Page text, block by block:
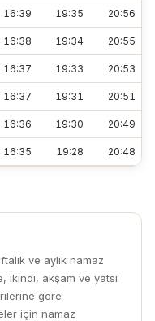
16:39 19:35 20:56
16:38 19:34 20:55
16:37 19:33 20:53
16:37 19:31 20:51
16:36 19:30 20:49
16:35 19:28 20:48
ve aylık namaz
ikindi, akşam ve yatsı
göre
için namaz